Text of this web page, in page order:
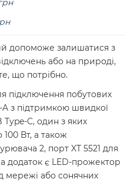
допоможе залишатися з
або на природі,
що потрібно.
підключення побутових
A з підтримкою швидкої
Type-C, один з яких
Вт, а також
2, порт XT 5521 для
додаток є LED-прожектор
мережі або сонячних